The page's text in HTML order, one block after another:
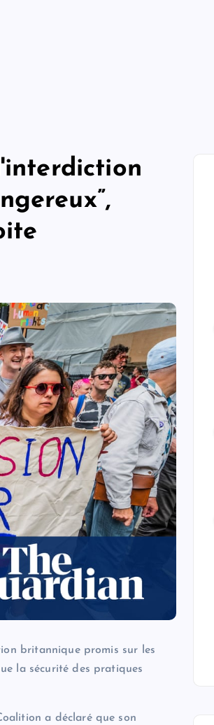
britannique promis sur les
la sécurité des pratiques
a déclaré que son